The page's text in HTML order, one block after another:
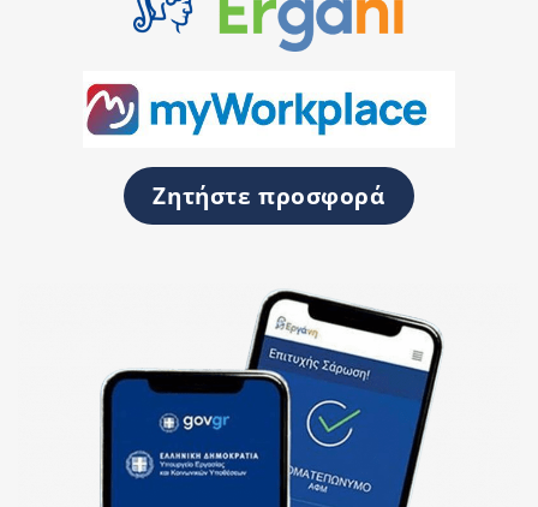
Ζητήστε προσφορά